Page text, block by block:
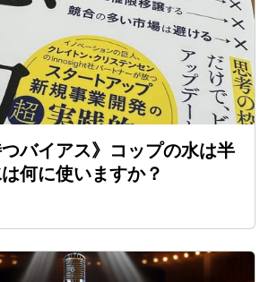
つバイアス》コップの水は半
何に使いますか？